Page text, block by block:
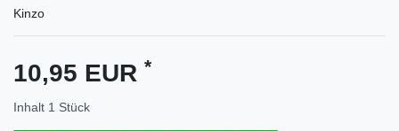
Kinzo
10,95 EUR *
Inhalt 1 Stück